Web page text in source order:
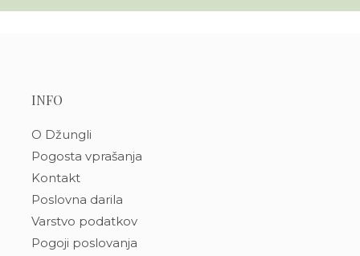
INFO
O Džungli
Pogosta vprašanja
Kontakt
Poslovna darila
Varstvo podatkov
Pogoji poslovanja